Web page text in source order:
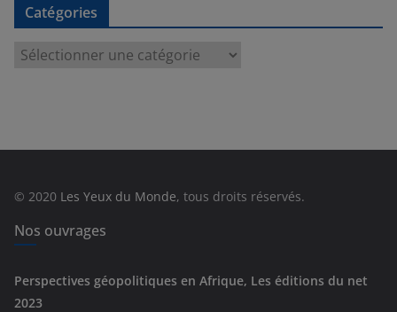
Catégories
e
s
© 2020 Les Yeux du Monde, tous droits réservés.
Nos ouvrages
Perspectives géopolitiques en Afrique, Les éditions du net
2023